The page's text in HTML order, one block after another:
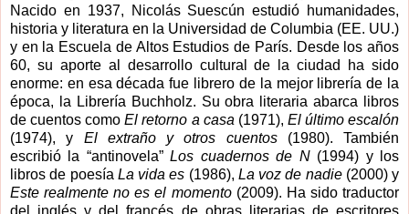
Nacido en 1937, Nicolás Suescún estudió humanidades,
historia y literatura en la Universidad de Columbia (EE. UU.)
y en la Escuela de Altos Estudios de París. Desde los años
60, su aporte al desarrollo cultural de la ciudad ha sido
enorme: en esa década fue librero de la mejor librería de la
época, la Librería Buchholz. Su obra literaria abarca libros
de cuentos comoEl retorno a casa (1971), El último escalón
(1974), y El extraño y otros cuentos (1980). También
escribió la “antinovela”Los cuadernos de N (1994) y los
libros de poesía La vida es (1986), La voz de nadie (2000) y
Este realmente no es el momento (2009). Ha sido traductor
del inglés y del francés de obras literarias de escritores